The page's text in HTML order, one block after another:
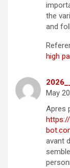
the
and
high
May
Apres
avant